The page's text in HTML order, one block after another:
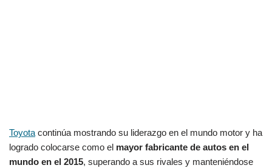
Toyota continúa mostrando su liderazgo en el mundo motor y ha
logrado colocarse como el mayor fabricante de autos en el
mundo en el 2015, superando a sus rivales y manteniéndose